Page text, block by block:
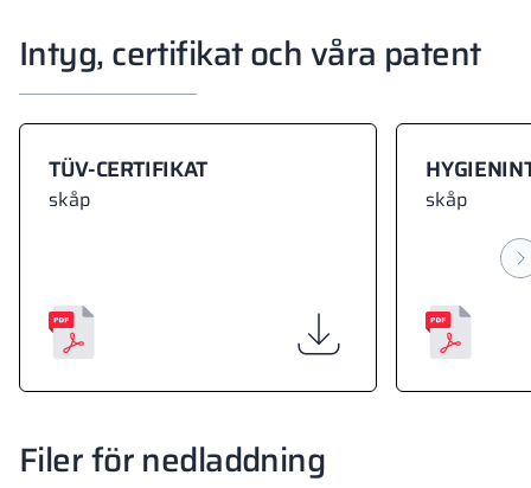
Intyg, certifikat och våra patent
TÜV-CERTIFIKAT
skåp skåp
Filer för nedladdning